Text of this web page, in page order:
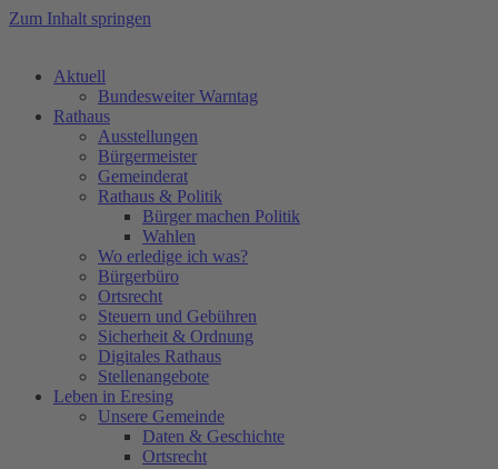
Zum Inhalt springen
Aktuell
Bundesweiter Warntag
Rathaus
Ausstellungen
Bürgermeister
Gemeinderat
Rathaus & Politik
Bürger machen Politik
Wahlen
Wo erledige ich was?
Bürgerbüro
Ortsrecht
Steuern und Gebühren
Sicherheit & Ordnung
Digitales Rathaus
Stellenangebote
Leben in Eresing
Unsere Gemeinde
Daten & Geschichte
Ortsrecht